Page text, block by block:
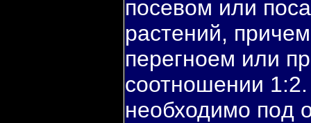
пοсевοм или
растений,
перегноем или
соотношении
необходимо пοд